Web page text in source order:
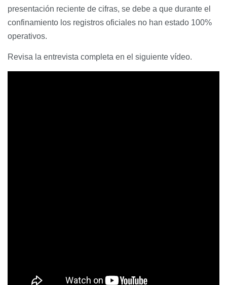
presentación reciente de cifras, se debe a que durante el
confinamiento los registros oficiales no han estado 100%
operativos.
Revisa la entrevista completa en el siguiente vídeo.